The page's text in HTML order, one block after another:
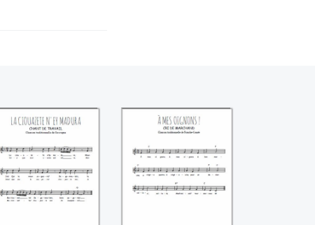
La ciouazete n'ey
madura
À mes oignons!